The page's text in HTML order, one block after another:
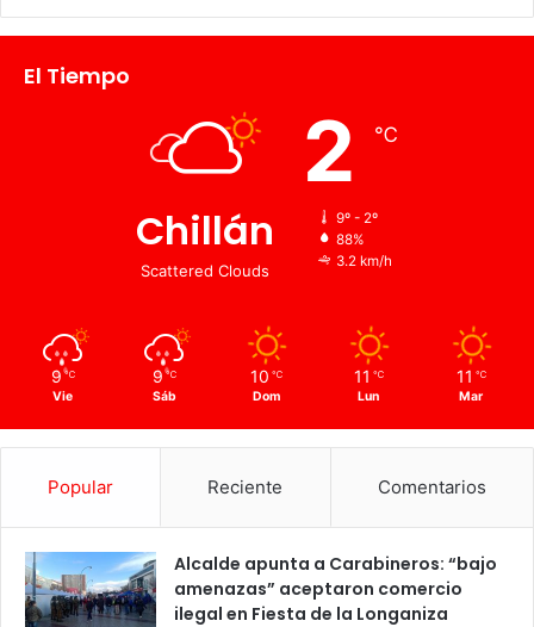
El Tiempo
Chillán
Scattered Clouds
2 ℃
9º - 2º
88%
3.2 km/h
9 ℃
Vie
9 ℃
Sáb
10 ℃
Dom
11 ℃
Lun
11 ℃
Mar
Popular Reciente Comentarios
Alcalde apunta a Carabineros: “bajo
amenazas” aceptaron comercio
ilegal en Fiesta de la Longaniza